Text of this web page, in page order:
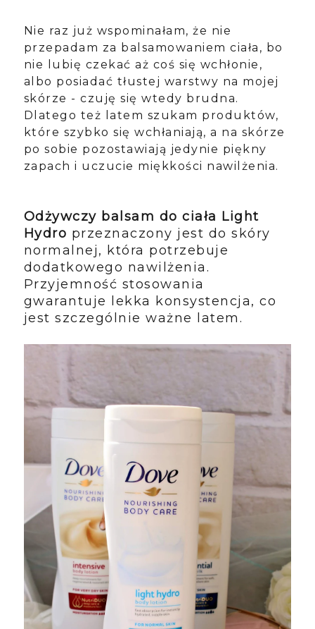
Nie raz już wspominałam, że nie
przepadam za balsamowaniem ciała, bo
nie lubię czekać aż coś się wchłonie,
albo posiadać tłustej warstwy na mojej
skórze - czuję się wtedy brudna.
Dlatego też latem szukam produktów,
które szybko się wchłaniają, a na skórze
po sobie pozostawiają jedynie piękny
zapach i uczucie miękkości nawilżenia.
Odżywczy balsam do ciała Light
Hydro przeznaczony jest do skóry
normalnej, która potrzebuje
dodatkowego nawilżenia.
Przyjemność stosowania
gwarantuje lekka konsystencja, co
jest szczególnie ważne latem.